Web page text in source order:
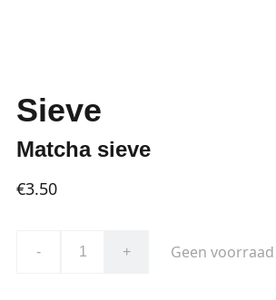
Sieve
Matcha sieve
€3.50
- + Geen voorraad